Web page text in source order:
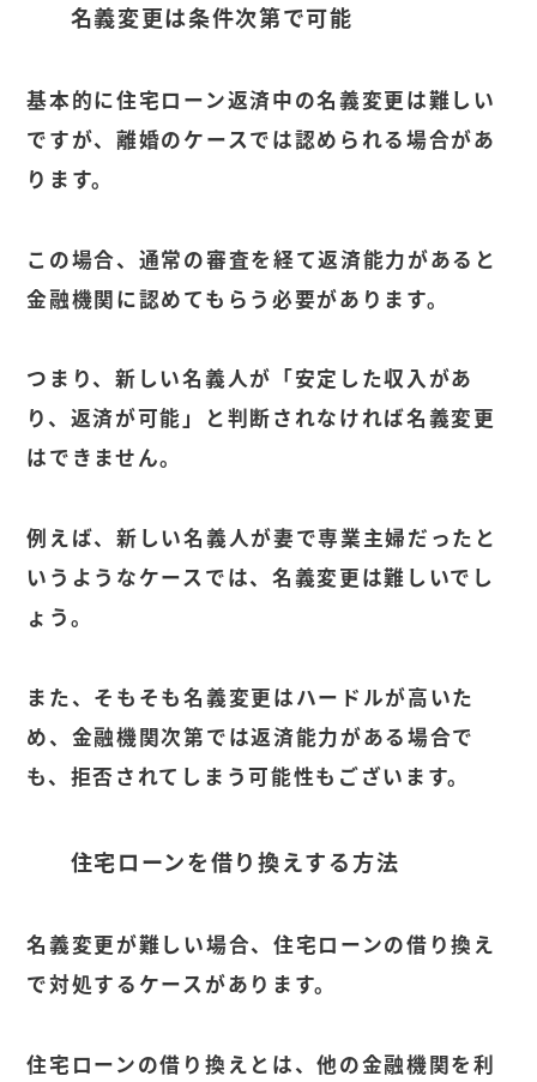
名義変更は条件次第で可能
基本的に住宅ローン返済中の名義変更は難しい
ですが、離婚のケースでは認められる場合があ
ります。
この場合、通常の審査を経て返済能力があると
金融機関に認めてもらう必要があります。
つまり、新しい名義人が「安定した収入があ
り、返済が可能」と判断されなければ名義変更
はできません。
例えば、新しい名義人が妻で専業主婦だったと
いうようなケースでは、名義変更は難しいでし
ょう。
また、そもそも名義変更はハードルが高いた
め、金融機関次第では返済能力がある場合で
も、拒否されてしまう可能性もございます。
住宅ローンを借り換えする方法
名義変更が難しい場合、住宅ローンの借り換え
で対処するケースがあります。
住宅ローンの借り換えとは、他の金融機関を利